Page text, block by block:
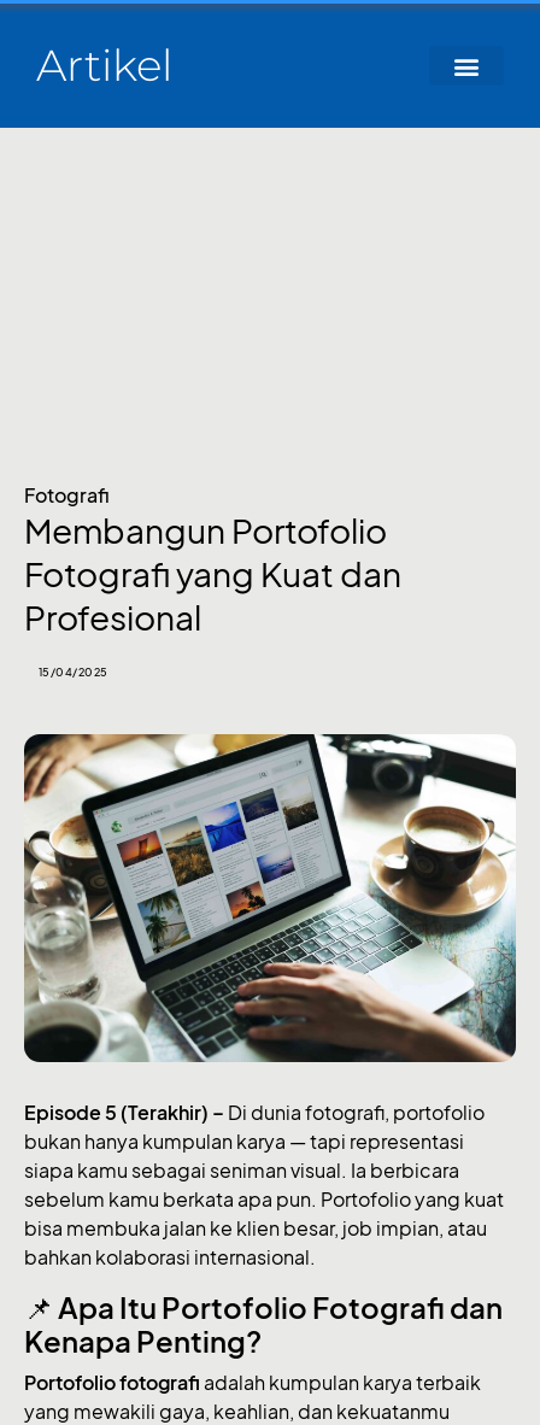
Artikel
Fotografi
Membangun Portofolio
Fotografi yang Kuat dan
Profesional
15/04/2025
Episode 5 (Terakhir) – Di dunia fotografi, portofolio
bukan hanya kumpulan karya — tapi representasi
siapa kamu sebagai seniman visual. Ia berbicara
sebelum kamu berkata apa pun. Portofolio yang kuat
bisa membuka jalan ke klien besar, job impian, atau
bahkan kolaborasi internasional.
📌 Apa Itu Portofolio Fotografi dan
Kenapa Penting?
Portofolio fotografi adalah kumpulan karya terbaik
yang mewakili gaya, keahlian, dan kekuatanmu